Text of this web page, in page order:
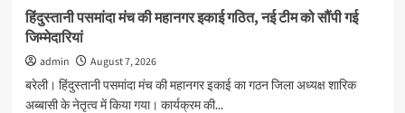
जनसुनवाई
हिंदुस्तानी पसमांदा मंच की महानगर इकाई गठित, नई टीम को सौंपी गई
जिम्मेदारियां
admin
August 7, 2026
बरेली। हिंदुस्तानी पसमांदा मंच की महानगर इकाई का गठन जिला अध्यक्ष शारिक
अब्बासी के नेतृत्व में किया गया। कार्यक्रम की...